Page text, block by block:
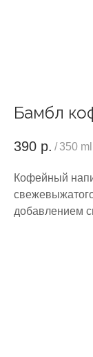
Бамбл
390 р. /350 ml
Кофейный
добавлением